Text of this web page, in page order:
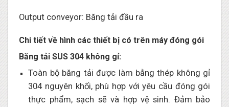
Output conveyor: Băng tải đầu ra
Chi tiết về hình các thiết bị có trên máy đóng gói
Băng tải SUS 304 không gỉ:
Toàn bộ băng tải được làm bằng thép không gỉ
304 nguyên khối, phù hợp với yêu cầu đóng gói
thực phẩm, sạch sẽ và hợp vệ sinh. Đảm bảo